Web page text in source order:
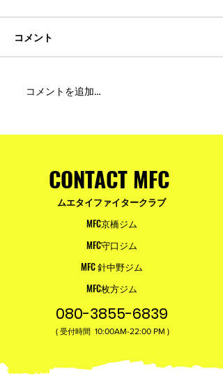
MFC DREAM FIGHT 24にご
皆様へ
コメント
コメントを追加…
CONTACT MFC
ムエタイファイタークラブ
MFC京橋ジム
MFC守口ジム
MFC 針中野ジム
MFC枚方ジム
080-3855-6839
( 受付時間 10:00AM-22:00​ PM )